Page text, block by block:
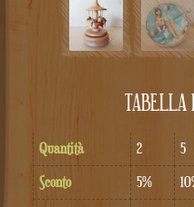
TABELLA
Quantità 2 5
Sconto
5%